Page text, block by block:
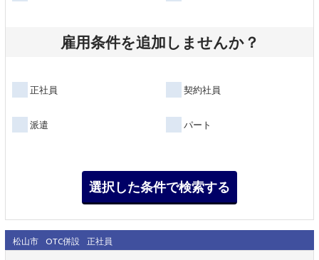
雇用条件を追加しませんか？
正社員 契約社員
派遣 パート
松山市 OTC併設 正社員